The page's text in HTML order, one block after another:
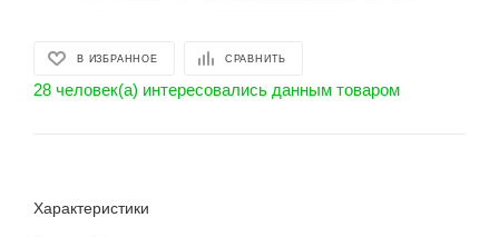
В ИЗБРАННОЕ СРАВНИТЬ
28 человек(а) интересовались данным товаром
Характеристики